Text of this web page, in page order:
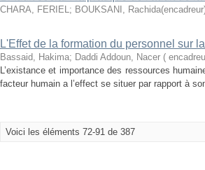
CHARA, FERIEL; BOUKSANI,
L'Effet de la formation du personnel sur
Bassaid, Hakima; Daddi Addoun, Nacer (
L’existance et importance des ressources
facteur humain a l’effect se situer par rapport à
Voici les éléments 72-91 de 387